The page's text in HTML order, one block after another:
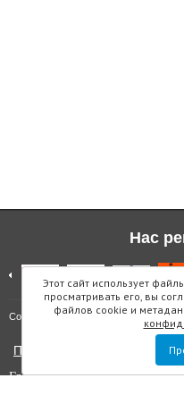
Этот сайт использует
просматривать его, вы
файлов cookie и
Нас
Copyright © "Инмарин" Карта
Политика
Главный редактор Маслова Е.О.